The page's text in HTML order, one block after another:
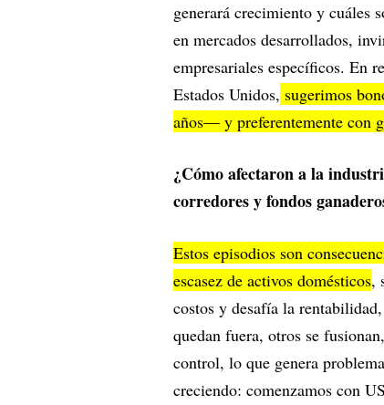
generará crecimiento y cuáles
en mercados desarrollados,
empresariales específicos. En
Estados Unidos, sugerimos
años— y preferentemente con
¿Cómo afectaron a la
corredores y fondos
Estos episodios son
escasez de activos domésticos,
costos y desafía la
quedan fuera, otros se
control, lo que genera
creciendo: comenzamos con